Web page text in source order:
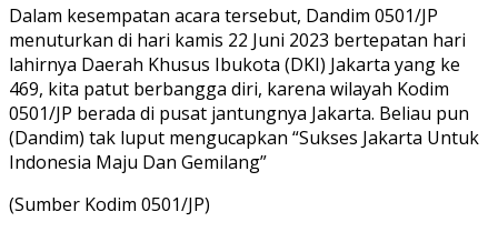
Dalam kesempatan acara tersebut, Dandim 0501/JP
menuturkan di hari kamis 22 Juni 2023 bertepatan hari
lahirnya Daerah Khusus Ibukota (DKI) Jakarta yang ke
469, kita patut berbangga diri, karena wilayah Kodim
0501/JP berada di pusat jantungnya Jakarta. Beliau pun
(Dandim) tak luput mengucapkan “Sukses Jakarta Untuk
Indonesia Maju Dan Gemilang”
(Sumber Kodim 0501/JP)